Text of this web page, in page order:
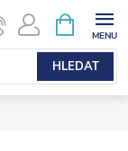
HLEDAT
NÁKUPNÍ
KOŠÍK